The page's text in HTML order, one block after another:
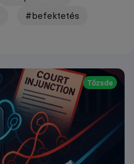
#befektetés
Tőzsde